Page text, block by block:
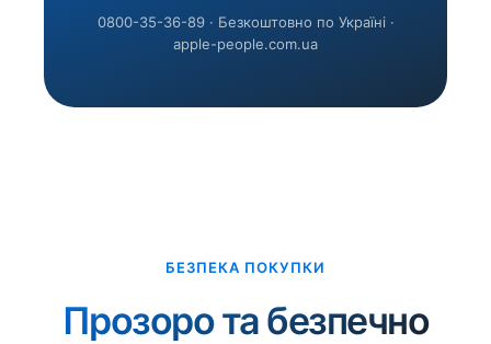
0800-35-36-89 · Безкоштовно по Україні ·
apple-people.com.ua
БЕЗПЕКА ПОКУПКИ
Прозоро та безпечно